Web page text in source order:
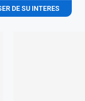
DE SU INTERES